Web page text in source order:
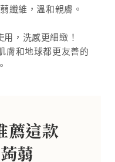
纖維，溫和親膚。
，洗感更細緻！
膚和地球都更友善的
薦這款
蒻